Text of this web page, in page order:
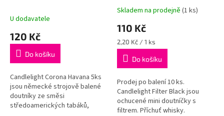
U dodavatele
120 Kč
Do košíku
Candlelight Corona Havana 5ks
jsou německé strojově balené
doutníky ze směsi
středoamerických tabáků,
Průměrné
produktu
je
5,0
5
hvězdiček.
Skladem na prodejně (1 ks)
110 Kč
Měrná
cena:
2,20 Kč / 1 ks
Do košíku
Prodej po balení 10 ks.
Candlelight Filter Black jsou
ochucené mini doutníčky s
filtrem. Příchuť whisky.